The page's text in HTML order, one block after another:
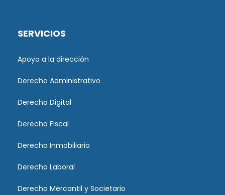
SERVICIOS
Apoyo a la dirección
Derecho Administrativo
Derecho Digital
Derecho Fiscal
Derecho Inmobiliario
Derecho Laboral
Derecho Mercantil y Societario